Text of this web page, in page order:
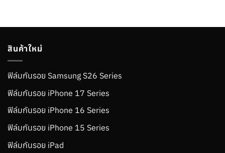
สินค้าใหม่
ฟิล์มกันรอย Samsung S26 Series
ฟิล์มกันรอย iPhone 17 Series
ฟิล์มกันรอย iPhone 16 Series
ฟิล์มกันรอย iPhone 15 Series
ฟิล์มกันรอย iPad